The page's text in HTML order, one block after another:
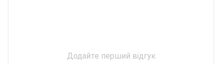
Додайте перший відгук